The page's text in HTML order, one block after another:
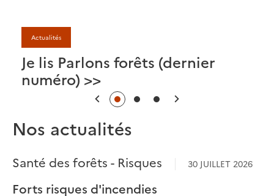
Actualités
Je lis Parlons forêts (dernier
numéro) >>
Nos actualités
Santé des forêts - Risques 30 JUILLET 2026
Forts risques d'incendies